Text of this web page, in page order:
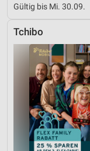
Gültig bis Mi. 30.09.
Tchibo